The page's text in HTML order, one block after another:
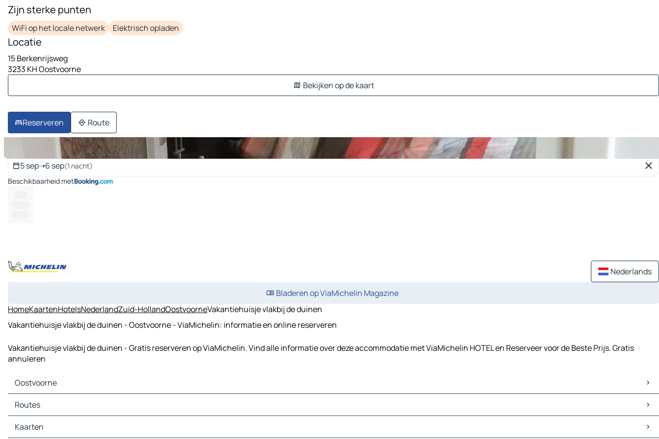
1 afbeelding op 10
Zijn sterke punten
WiFi op het locale netwerk Elektrisch opladen
Locatie
15 Berkenrijsweg
3233 KH Oostvoorne
Bekijken op de kaart
Reserveren Route
Data van uw verblijf
5 sep➝6 sep(1 nacht)
Beschikbaarheid met
Nederlands
Bladeren op ViaMichelin Magazine
HomeKaartenHotelsNederlandZuid-HollandOostvoorneVakantiehuisje vlakbij de duinen
Vakantiehuisje vlakbij de duinen - Oostvoorne - ViaMichelin: informatie en online reserveren
Vakantiehuisje vlakbij de duinen - Gratis reserveren op ViaMichelin. Vind alle informatie over deze accommodatie met ViaMichelin HOTEL en Reserveer voor de Beste Prijs. Gratis
annuleren
Oostvoorne
Oostvoorne Kaarten
Oostvoorne Verkeer
Oostvoorne Hotels
Oostvoorne Restaurants
Routes
Routes Oostvoorne - Hoek van Holland
Routes Oostvoorne - Naaldwijk
Kaarten